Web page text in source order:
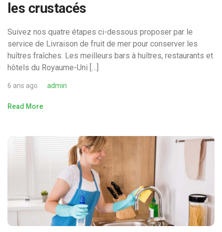
les crustacés
Suivez nos quatre étapes ci-dessous proposer par le
service de Livraison de fruit de mer pour conserver les
huîtres fraîches. Les meilleurs bars à huîtres, restaurants et
hôtels du Royaume-Uni […]
6 ans ago admin
Read More